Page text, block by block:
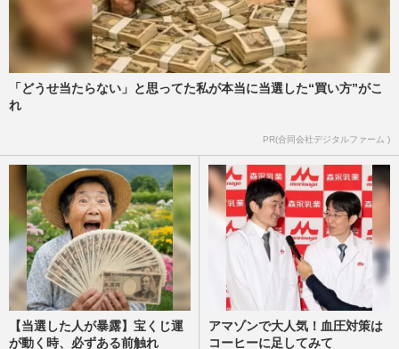
「どうせ当たらない」と思ってた私が本当に当選した“買い方”がこ
れ
PR(合同会社デジタルファーム )
【当選した人が暴露】宝くじ運
が動く時、必ずある前触れ
アマゾンで大人気！血圧対策は
コーヒーに足してみて